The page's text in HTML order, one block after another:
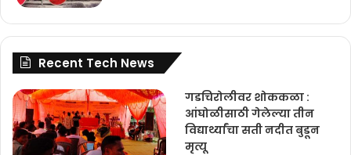
Recent Tech News
गडचिरोलीवर शोककळा :
आंघोळीसाठी गेलेल्या तीन
विद्यार्थ्यांचा सती नदीत बुडून
मृत्यू